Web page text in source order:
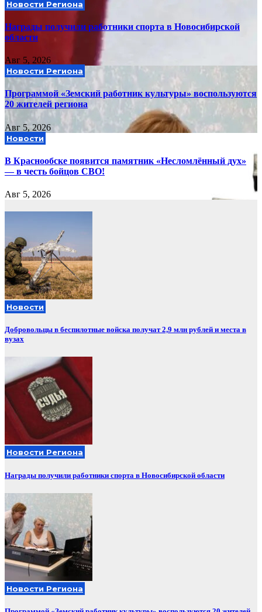
Новости Региона
Награды получили работники спорта в Новосибирской
области
Авг 5, 2026
Новости Региона
Программой «Земский работник культуры» воспользуются
20 жителей региона
Авг 5, 2026
Новости
В Краснообске появится памятник «Несломлённый дух»
— в честь бойцов СВО!
Авг 5, 2026
Новости
Добровольцы в беспилотные войска получат 2,9 млн рублей и места в
вузах
Новости Региона
Награды получили работники спорта в Новосибирской области
Новости Региона